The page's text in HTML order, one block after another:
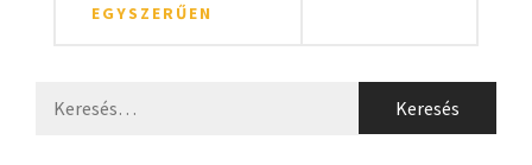
EGYSZERŰEN